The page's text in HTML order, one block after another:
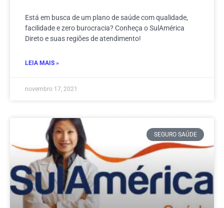
Está em busca de um plano de saúde com qualidade,
facilidade e zero burocracia? Conheça o SulAmérica
Direto e suas regiões de atendimento!
LEIA MAIS »
novembro 17, 2021
SEGURO SAÚDE